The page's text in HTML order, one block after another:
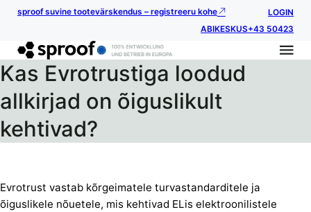
sproof suvine tootevärskendus – registreeru kohe
LOGIN
ABIKESKUS+43 50423
Kas Evrotrustiga loodud
allkirjad on õiguslikult
kehtivad?
Evrotrust vastab kõrgeimatele turvastandarditele ja
õiguslikele nõuetele, mis kehtivad ELis elektroonilistele